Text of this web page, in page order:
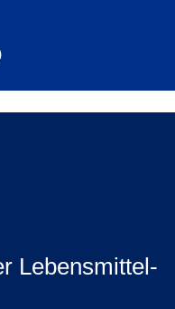
Lebensmittel-